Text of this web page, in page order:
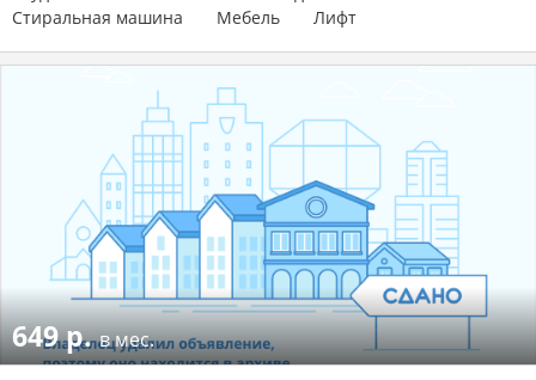
Стиральная машина
Мебель Лифт
649 р.в мес.